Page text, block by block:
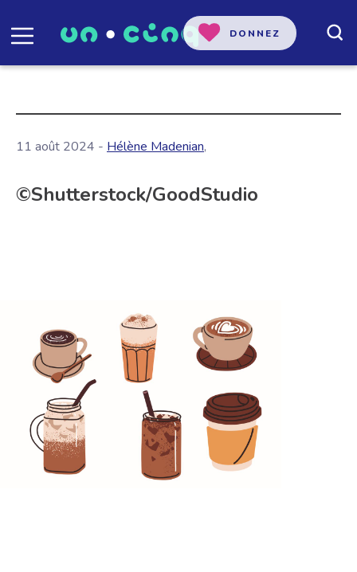
DONNEZ
11 août 2024 - Hélène Madenian,
©Shutterstock/GoodStudio